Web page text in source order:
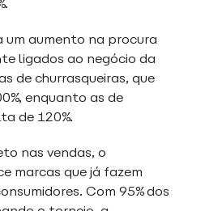
um aumento na procura
ligados ao negócio da
de churrasqueiras, que
enquanto as de
de 120%.
nas vendas, o
marcas que já fazem
Com 95% dos